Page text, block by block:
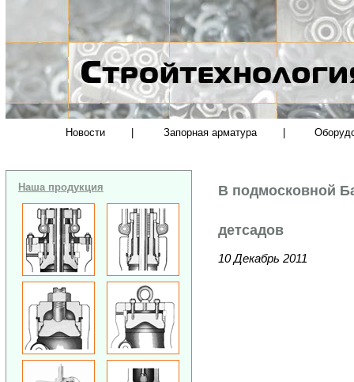
Новости Запорная арматура
Наша продукция В подмосковной
детсадов
10 Декабрь 2011